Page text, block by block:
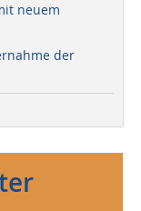
neuem
der